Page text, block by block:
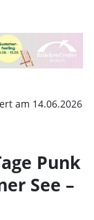
am 14.06.2026
Punk
See –